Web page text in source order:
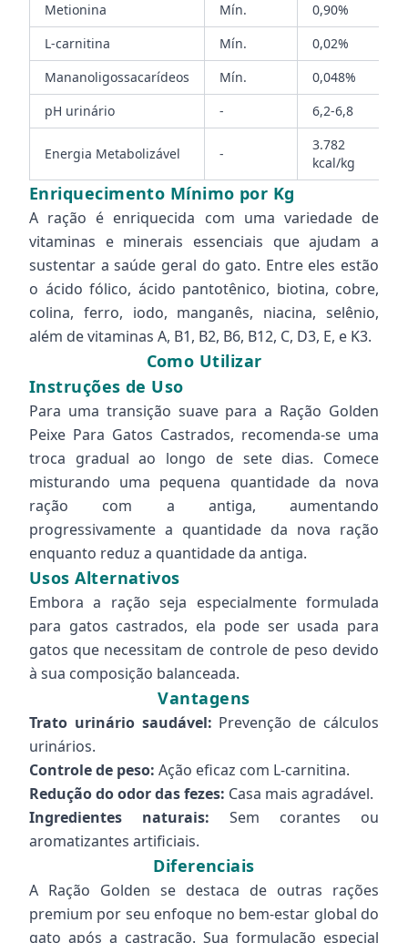
Metionina
Mín.
0,90%
L-carnitina
Mín.
0,02%
Mananoligossacarídeos
Mín.
0,048%
pH urinário
- 6,2-6,8
Energia Metabolizável -
3.782
kcal/kg
Enriquecimento Mínimo por Kg
A ração é enriquecida com uma variedade de
vitaminas e minerais essenciais que ajudam a
sustentar a saúde geral do gato. Entre eles estão
o ácido fólico, ácido pantotênico, biotina, cobre,
colina, ferro, iodo, manganês, niacina, selênio,
além de vitaminas A, B1, B2, B6, B12, C, D3, E, e K3.
Como Utilizar
Instruções de Uso
Para uma transição suave para a Ração Golden
Peixe Para Gatos Castrados, recomenda-se uma
troca gradual ao longo de sete dias. Comece
misturando uma pequena quantidade da nova
ração com a antiga, aumentando
progressivamente a quantidade da nova ração
enquanto reduz a quantidade da antiga.
Usos Alternativos
Embora a ração seja especialmente formulada
para gatos castrados, ela pode ser usada para
gatos que necessitam de controle de peso devido
à sua composição balanceada.
Vantagens
Trato urinário saudável: Prevenção de cálculos
urinários.
Controle de peso: Ação eficaz com L-carnitina.
Redução do odor das fezes: Casa mais agradável.
Ingredientes naturais: Sem corantes ou
aromatizantes artificiais.
Diferenciais
A Ração Golden se destaca de outras rações
premium por seu enfoque no bem-estar global do
gato após a castração. Sua formulação especial